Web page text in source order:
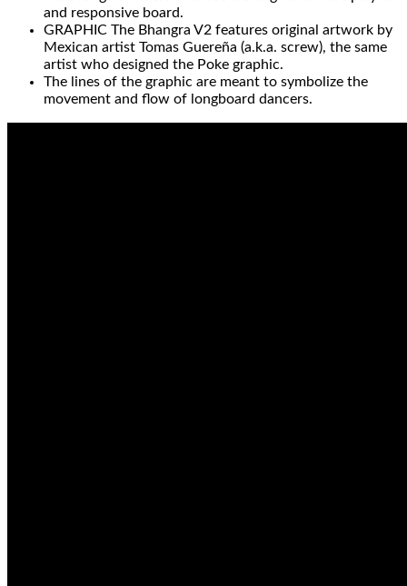
and responsive board.
GRAPHIC The Bhangra V2 features original artwork by
Mexican artist Tomas Guereña (a.k.a. screw), the same
artist who designed the Poke graphic.
The lines of the graphic are meant to symbolize the
movement and flow of longboard dancers.